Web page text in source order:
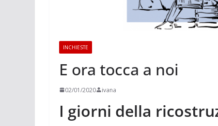
INCHIESTE
E ora tocca a noi
02/01/2020 ivana
I giorni della